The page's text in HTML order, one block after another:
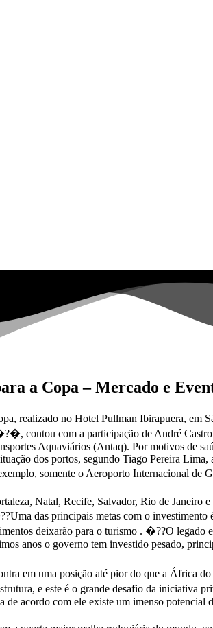
a Copa – Mercado e
realizado no Hotel Pullman Ibirapuera, em
contou com a participação de André
Aquaviários (Antaq). Por motivos de
dos portos, segundo Tiago Pereira
somente o Aeroporto Internacional de
Natal, Recife, Salvador, Rio de Janeiro
das principais metas com o investimento
deixarão para o turismo . �??O legado
anos o governo tem investido pesado,
em uma posição até pior do que a África
e este é o grande desafio da iniciativa
acordo com ele existe um imenso